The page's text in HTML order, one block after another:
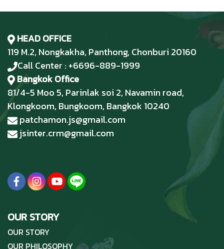
HEAD OFFICE
119 M.2, Nongkakha, Panthong, Chonburi 20160
Call Center : +6696-889-1999
Bangkok Office
81/4-5 Moo 5, Parinlak soi 2, Navamin road,
Klongkoom, Bungkoom, Bangkok 10240
patchamon.js@gmail.com
jsinter.crm@gmail.com
OUR STORY
OUR STORY
OUR PHILOSOPHY